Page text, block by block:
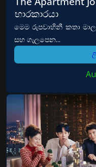
භාරකාරයා
මෙම රුපවාහිනී කතා
සහ ගැලපෙන...